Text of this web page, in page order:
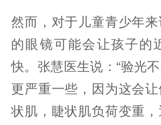
然而，对于儿童青少年
的眼镜可能会让孩子的
快。张慧医生说：“验光
更严重一些，因为这会
状肌，睫状肌负荷变重